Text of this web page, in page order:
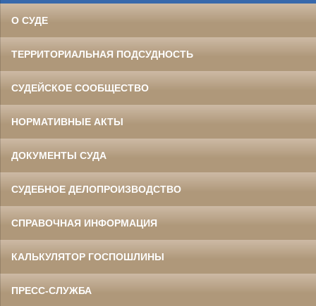
О СУДЕ
ТЕРРИТОРИАЛЬНАЯ ПОДСУДНОСТЬ
СУДЕЙСКОЕ СООБЩЕСТВО
НОРМАТИВНЫЕ АКТЫ
ДОКУМЕНТЫ СУДА
СУДЕБНОЕ ДЕЛОПРОИЗВОДСТВО
СПРАВОЧНАЯ ИНФОРМАЦИЯ
КАЛЬКУЛЯТОР ГОСПОШЛИНЫ
ПРЕСС-СЛУЖБА